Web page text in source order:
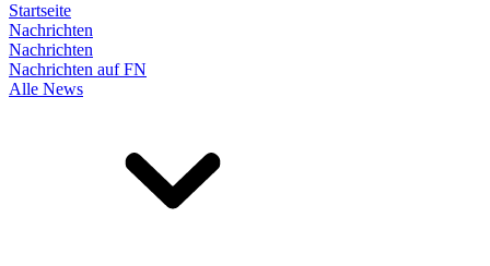
Startseite
Nachrichten
Nachrichten
Nachrichten auf FN
Alle News